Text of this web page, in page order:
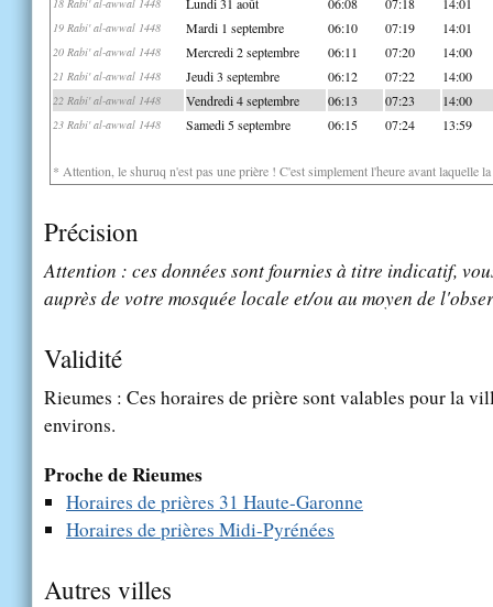
18 Rabi' al-awwal 1448
19 Rabi' al-awwal 1448 Mardi 1 septembre 06:10 07:19 14:01
20 Rabi' al-awwal 1448 Mercredi 2 septembre 06:11 07:20 14:00
21 Rabi' al-awwal 1448 Jeudi 3 septembre 06:12 07:22 14:00
22 Rabi' al-awwal 1448 Vendredi 4 septembre 06:13 07:23 14:00
23 Rabi' al-awwal 1448 Samedi 5 septembre 06:15 07:24 13:59
* Attention, le shuruq n'est pas une prière ! C'est simplement l'heure avant laquelle
Précision
Attention : ces données sont fournies à titre indicatif,
auprès de votre mosquée locale et/ou au moyen de
Validité
Rieumes : Ces horaires de prière sont valables pour la
environs.
Proche de Rieumes
Horaires de prières 31 Haute-Garonne
Horaires de prières Midi-Pyrénées
Autres villes